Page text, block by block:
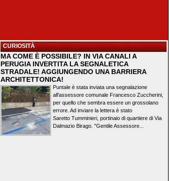
CURIOSITÀ
MA COME È POSSIBILE? IN VIA CANALI A
PERUGIA INVERTITA LA SEGNALETICA
STRADALE! AGGIUNGENDO UNA BARRIERA
ARCHITETTONICA!
Puntale è stata inviata una segnalazione
all'assessore comunale Francesco Zuccherini,
per quello che sembra essere un grossolano
errore. Ad inviare la lettera è stato
Saretto Tumminieri, portinaio di quartiere di Via
Dalmazio Birago. "Gentile Assessore...